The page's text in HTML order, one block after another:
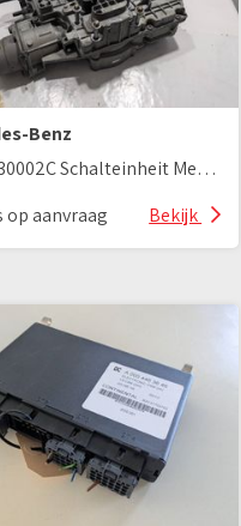
Benz
A4463530002C Schalteinheit Mercedes Benz MP4
op aanvraag
Bekijk